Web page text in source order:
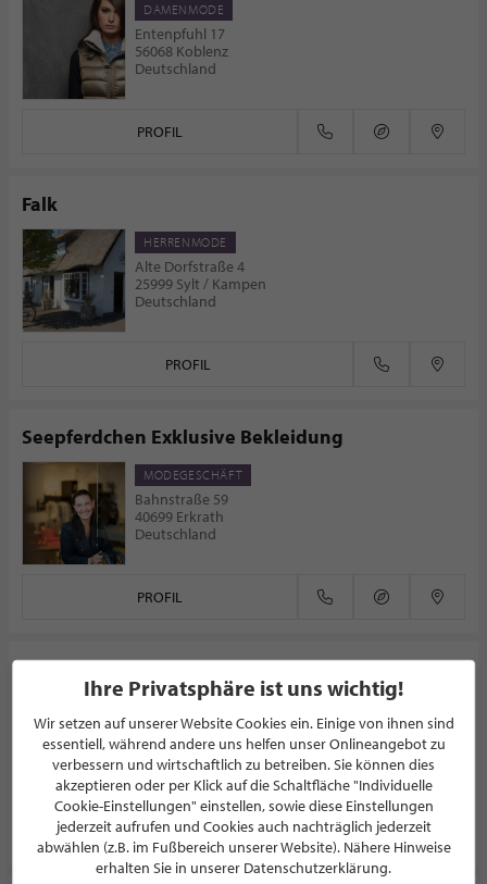
DAMENMODE
Entenpfuhl 17
56068 Koblenz
Deutschland
PROFIL
Falk
HERRENMODE
Alte Dorfstraße 4
25999 Sylt / Kampen
Deutschland
PROFIL
Seepferdchen Exklusive Bekleidung
MODEGESCHÄFT
Bahnstraße 59
40699 Erkrath
Deutschland
PROFIL
Lamm-Pion Ledermoden Inh. Ingrid Schrey
Hauptstaße 45
41236 Mönchengladbach
Deutschland
PROFIL
Ihre Privatsphäre ist uns wichtig!
Wir setzen auf unserer Website Cookies ein. Einige von ihnen sind
essentiell, während andere uns helfen unser Onlineangebot zu
verbessern und wirtschaftlich zu betreiben. Sie können dies
akzeptieren oder per Klick auf die Schaltfläche "Individuelle
Cookie-Einstellungen" einstellen, sowie diese Einstellungen
jederzeit aufrufen und Cookies auch nachträglich jederzeit
abwählen (z.B. im Fußbereich unserer Website). Nähere Hinweise
erhalten Sie in unserer Datenschutzerklärung.